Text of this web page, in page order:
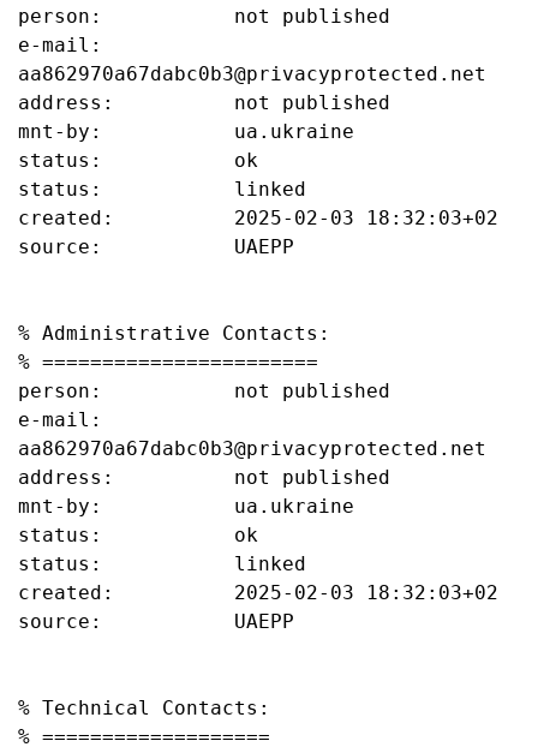
person:           not published
e-mail:
aa862970a67dabc0b3@privacyprotected.net
address:          not published
mnt-by:           ua.ukraine
status:           ok
status:           linked
created:          2025-02-03 18:32:03+02
source:           UAEPP
% Administrative Contacts:
% =======================
person:           not published
e-mail:
aa862970a67dabc0b3@privacyprotected.net
address:          not published
mnt-by:           ua.ukraine
status:           ok
status:           linked
created:          2025-02-03 18:32:03+02
source:           UAEPP
% Technical Contacts:
% ===================